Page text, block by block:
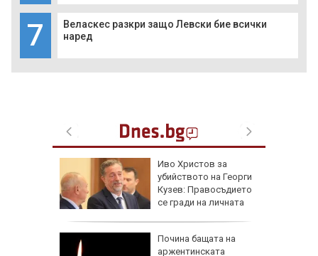
7
Веласкес разкри защо Левски бие всички
наред
Иво Христов за
убийството на Георги
Кузев: Правосъдието
се гради на личната
Почина бащата на
аржентинската